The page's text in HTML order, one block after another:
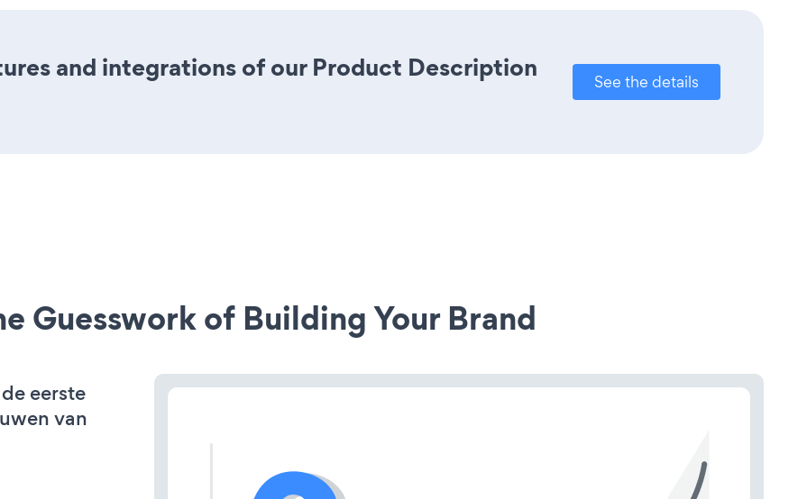
and integrations of our Product Description
See the details
Guesswork of Building Your Brand
eerste
van